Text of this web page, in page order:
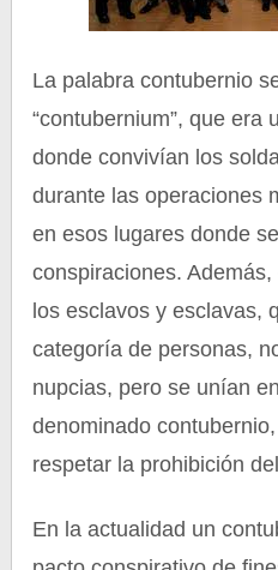
La palabra contubernio
“contubernium”, que era
donde convivían los
durante las operaciones
en esos lugares donde
conspiraciones.
los esclavos y esclavas,
categoría de personas,
nupcias, pero se unían
denominado
respetar la prohibición
En la actualidad un